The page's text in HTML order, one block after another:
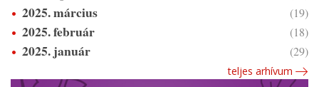
2025. március (19)
2025. február (18)
2025. január (29)
teljes arhívum